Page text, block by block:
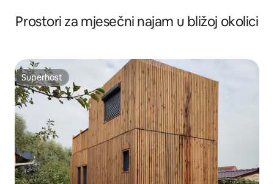
Prostori za mjesečni najam u bližoj okolici
Superhost
Superhost